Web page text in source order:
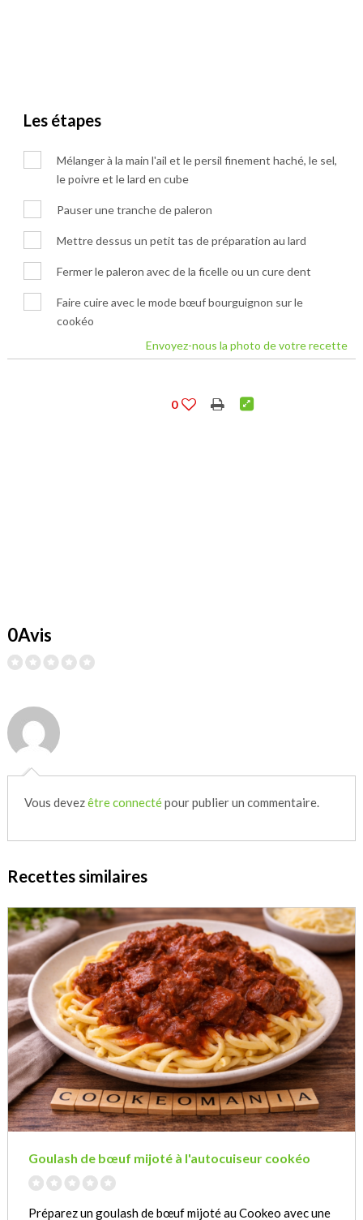
Les étapes
Mélanger à la main l'ail et le persil finement haché, le sel,
le poivre et le lard en cube
Pauser une tranche de paleron
Mettre dessus un petit tas de préparation au lard
Fermer le paleron avec de la ficelle ou un cure dent
Faire cuire avec le mode bœuf bourguignon sur le
cookéo
Envoyez-nous la photo de votre recette
0
0Avis
Vous devezêtre connectépour publier un commentaire.
Recettes similaires
Goulash de bœuf mijoté à l'autocuiseur cookéo
Préparez un goulash de bœuf mijoté au Cookeo avec une